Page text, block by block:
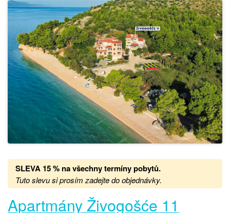
SLEVA 15 % navšechny termíny pobytů.
Tuto slevu si prosím zadejte do objednávky.
Apartmány Živogošće 11